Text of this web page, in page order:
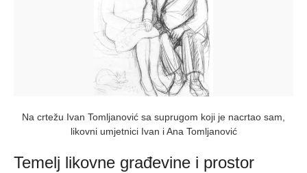
Na crtežu Ivan Tomljanović sa suprugom koji je nacrtao sam,
likovni umjetnici Ivan i Ana Tomljanović
Temelj likovne građevine i prostor